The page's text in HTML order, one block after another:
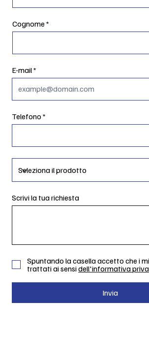
Cognome
E-mail
Telefono
Scrivi la tua richiesta
Spuntando la casella accetto che i
trattati ai sensidell'informativa
Invia